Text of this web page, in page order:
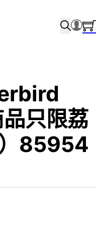
只限荔
85954